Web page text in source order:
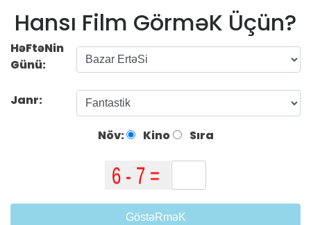
Hansı Film GörməK Üçün?
HəFtəNin
Günü:
Janr:
Növ: Kino Sıra
GöstəRməK